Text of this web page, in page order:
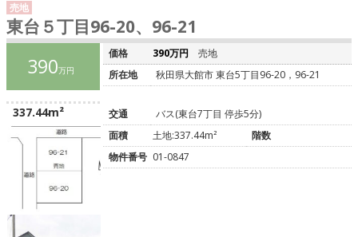
売地
東台５丁目96-20、96-21
390万円
337.44m²
価格 390万円
売地
所在地
秋田県大館市 東台5丁目96-20，96-21
交通
バス(東台7丁目 停歩5分)
面積
土地:337.44m²
階数
物件番号 01-0847